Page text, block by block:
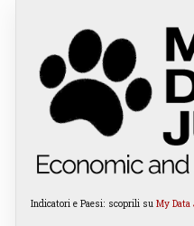
Indicatori e Paesi: scoprili su My Data